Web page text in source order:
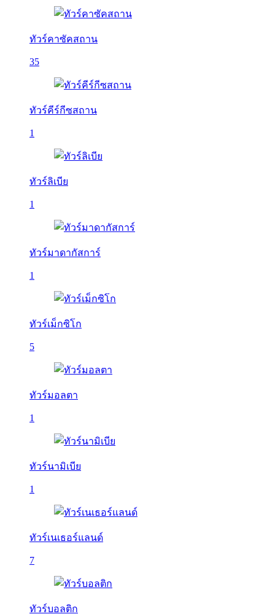
ทัวร์คาซัคสถาน
35
ทัวร์คีร์กีซสถาน
1
ทัวร์ลิเบีย
1
ทัวร์มาดากัสการ์
1
ทัวร์เม็กซิโก
5
ทัวร์มอลตา
1
ทัวร์นามิเบีย
1
ทัวร์เนเธอร์แลนด์
7
ทัวร์บอลติก